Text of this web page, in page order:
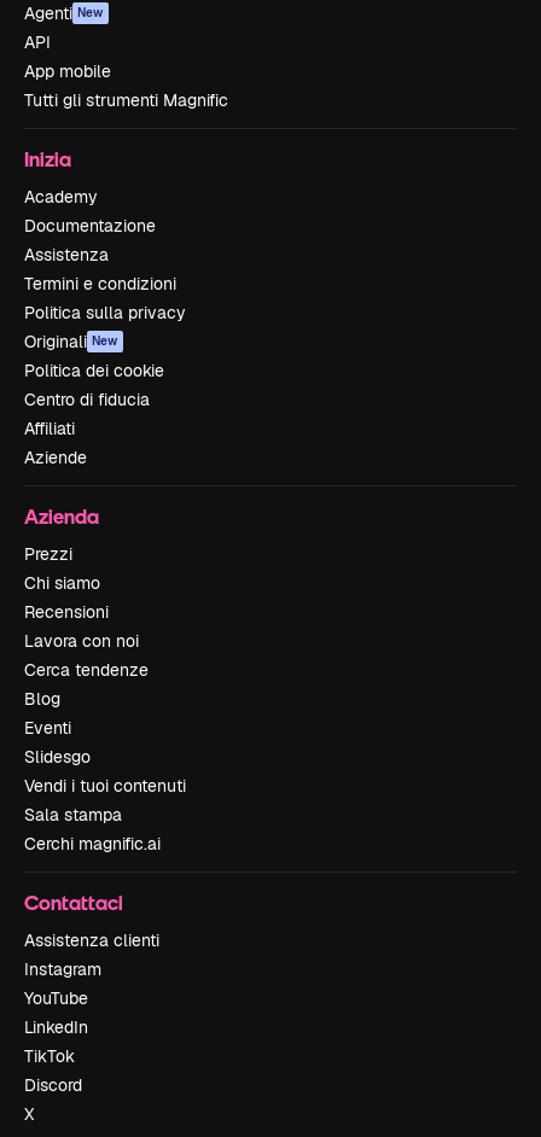
Agenti New
API
App mobile
Tutti gli strumenti Magnific
Inizia
Academy
Documentazione
Assistenza
Termini e condizioni
Politica sulla privacy
Originali New
Politica dei cookie
Centro di fiducia
Affiliati
Aziende
Azienda
Prezzi
Chi siamo
Recensioni
Lavora con noi
Cerca tendenze
Blog
Eventi
Slidesgo
Vendi i tuoi contenuti
Sala stampa
Cerchi magnific.ai
Contattaci
Assistenza clienti
Instagram
YouTube
LinkedIn
TikTok
Discord
X